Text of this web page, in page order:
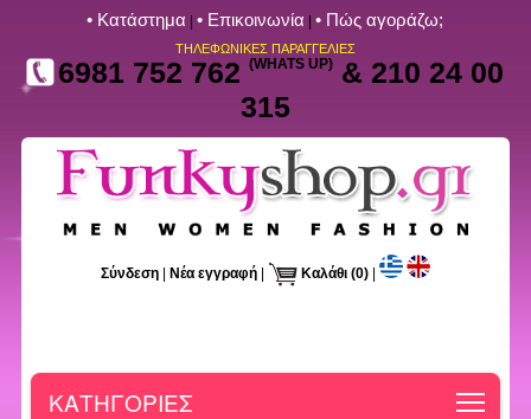
• Kατάστημα |• Επικοινωνία |• Πώς αγοράζω;
ΤΗΛΕΦΩΝΙΚΕΣ ΠΑΡΑΓΓΕΛΙΕΣ
6981 752 762(WHATS UP) & 210 24 00
315
Σύνδεση| Νέα εγγραφή| Καλάθι (0)|
ΚΑΤΗΓΟΡΙΕΣ